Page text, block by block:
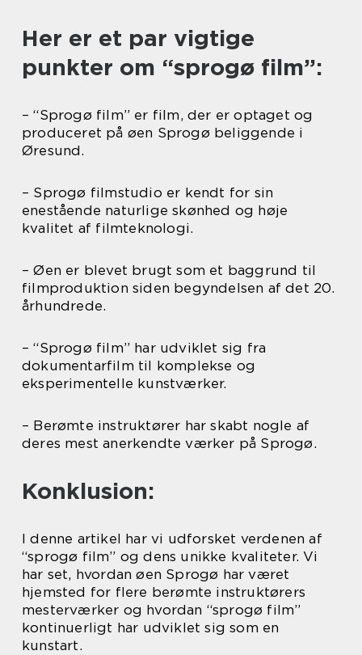
Her er et par vigtige
punkter om “sprogø film”:
– “Sprogø film” er film, der er optaget og
produceret på øen Sprogø beliggende i
Øresund.
– Sprogø filmstudio er kendt for sin
enestående naturlige skønhed og høje
kvalitet af filmteknologi.
– Øen er blevet brugt som et baggrund til
filmproduktion siden begyndelsen af det 20.
århundrede.
– “Sprogø film” har udviklet sig fra
dokumentarfilm til komplekse og
eksperimentelle kunstværker.
– Berømte instruktører har skabt nogle af
deres mest anerkendte værker på Sprogø.
Konklusion:
I denne artikel har vi udforsket verdenen af
“sprogø film” og dens unikke kvaliteter. Vi
har set, hvordan øen Sprogø har været
hjemsted for flere berømte instruktørers
mesterværker og hvordan “sprogø film”
kontinuerligt har udviklet sig som en
kunstart.